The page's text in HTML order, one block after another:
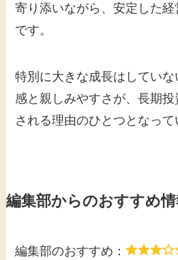
寄り添いながら、安定した
です。
特別に大きな成長はしてい
感と親しみやすさが、長期
される理由のひとつとなって
編集部からのおすすめ
編集部のおすすめ：